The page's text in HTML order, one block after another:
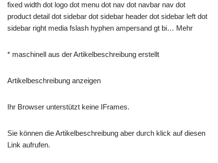
fixed width dot logo dot menu dot nav dot navbar nav dot
product detail dot sidebar dot sidebar header dot sidebar left dot
sidebar right media fslash hyphen ampersand gt bi… Mehr
* maschinell aus der Artikelbeschreibung erstellt
Artikelbeschreibung anzeigen
Ihr Browser unterstützt keine IFrames.
Sie können die Artikelbeschreibung aber durch klick auf diesen
Link aufrufen.